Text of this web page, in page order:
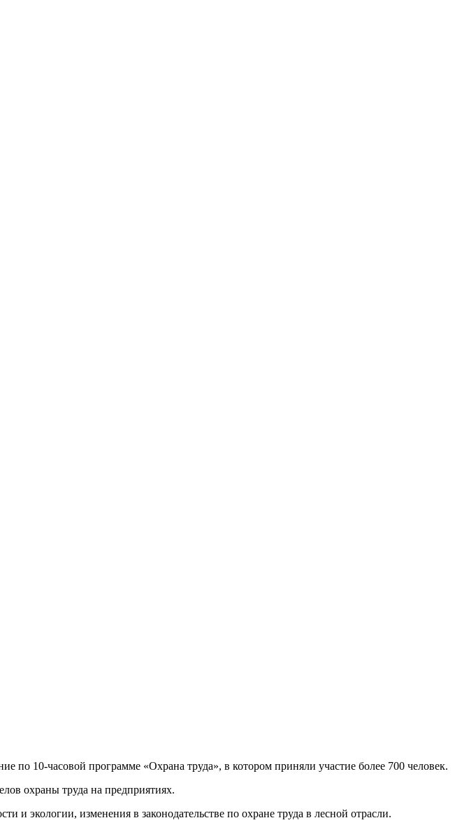
10-часовой программе «Охрана труда», в котором приняли участие более 700 человек.
охраны труда на предприятиях.
и экологии, изменения в законодательстве по охране труда в лесной отрасли.